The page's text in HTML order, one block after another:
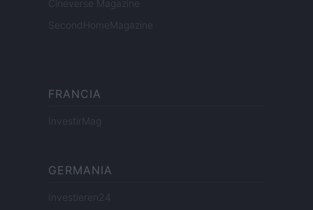
Cineverse Magazine
SecondHomeMagazine
FRANCIA
InvestirMag
GERMANIA
Investieren24